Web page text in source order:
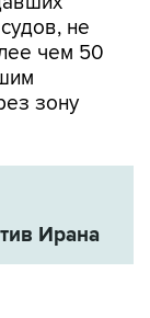
чем 50
зону
Ирана